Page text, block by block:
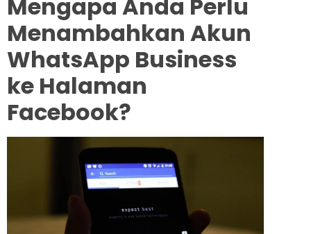
Mengapa Anda Perlu
Menambahkan Akun
WhatsApp Business
ke Halaman
Facebook?